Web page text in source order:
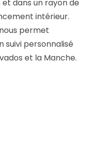
dans un rayon de
intérieur.
permet
suivi personnalisé
et la Manche.